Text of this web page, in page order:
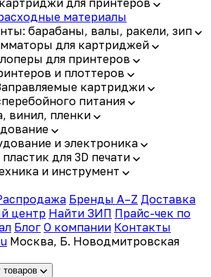
для принтеров
материалы
барабаны, валы, ракели, зип
для картриджей
для принтеров
и плоттеров
картриджи
питания
винил, пленки
и электроника
для 3D печати
и инструмент
Бренды A–Z Доставка
центр Найти ЗИП Прайс-чек по
Блог О компании Контакты
Москва, Б. Новодмитровская
товаров